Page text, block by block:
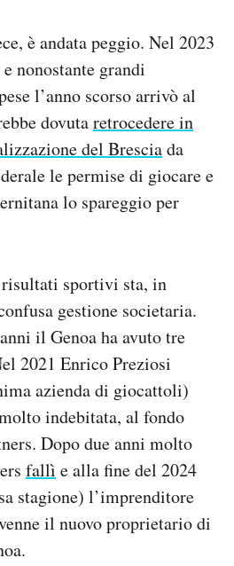
è andata peggio. Nel 2023
nonostante grandi
l’anno scorso arrivò al
dovutaretrocedere in
del Bresciada
le permise di giocare e
lo spareggio per
sportivi sta, in
gestione societaria.
il Genoa ha avuto tre
2021 Enrico Preziosi
azienda di giocattoli)
indebitata, al fondo
Dopo due anni molto
fallì e alla fine del 2024
stagione) l’imprenditore
il nuovo proprietario di